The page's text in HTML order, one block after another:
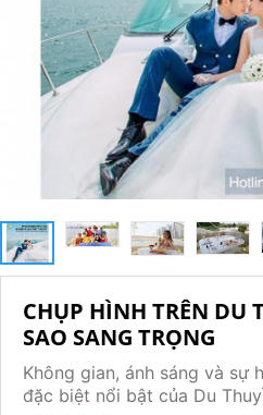
CHỤP HÌNH TRÊN DU
SAO SANG TRỌNG
Không gian, ánh sáng và sự
đặc biệt nổi bật của Du